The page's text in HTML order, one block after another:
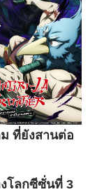
ที่ยังสานต่อ
โลกซีซั่นที่ 3